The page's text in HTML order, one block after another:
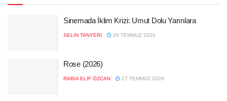
Sinemada İklim Krizi: Umut Dolu Yarınlara
SELIN TANYERI 29 TEMMUZ 2026
Rose (2026)
RABIA ELIF ÖZCAN 27 TEMMUZ 2026